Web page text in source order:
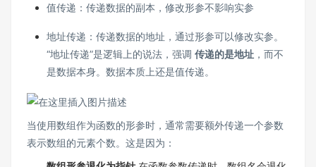
值传递：传递数据的副本，修改形参不影响实参
地址传递：传递数据的地址，通过形参可以修改实参。
“地址传递”是逻辑上的说法，强调 传递的是地址 ，而不
是数据本身。数据本质上还是值传递。
当使用数组作为函数的形参时，通常需要额外传递一个参数
表示数组的元素个数。这是因为：